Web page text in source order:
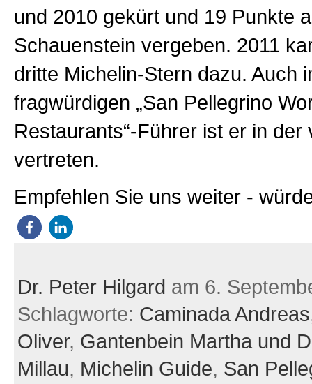
und 2010 gekürt und 19 Punkte
Schauenstein vergeben. 2011
dritte Michelin-Stern dazu. Auch
fragwürdigen „San Pellegrino
Restaurants“-Führer ist er in der
vertreten.
Empfehlen Sie uns weiter -
Dr. Peter Hilgard am 6.
Schlagworte: Caminada Andreas
Oliver, Gantenbein Martha und
Millau, Michelin Guide, San